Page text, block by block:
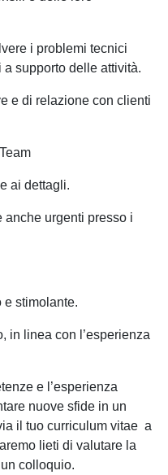
i problemi tecnici
supporto delle attività.
e di relazione con clienti
ai dettagli.
anche urgenti presso i
stimolante.
in linea con l’esperienza
e l’esperienza
nuove sfide in un
il tuo curriculum vitae a
lieti di valutare la
colloquio.